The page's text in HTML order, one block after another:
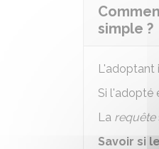
simple ?
L'adoptant
Si l'adopté
La requête
Savoir si